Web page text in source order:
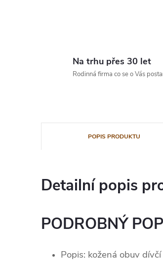
Na trhu přes 30 let
Rodinná firma co se o Vás
POPIS PRODUKTU
Detailní popis
PODROBNÝ
Popis: kožená obuv